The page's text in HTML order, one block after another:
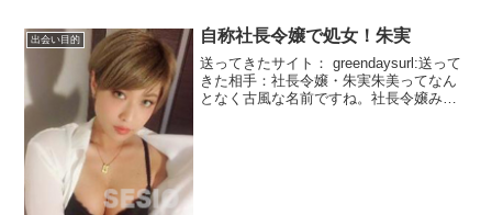
出会い目的 自称社長令嬢で処女！朱実
送ってきたサイト： greendaysurl:送って
きた相手：社長令嬢・朱実朱美ってなん
となく古風な名前ですね。社長令嬢みた